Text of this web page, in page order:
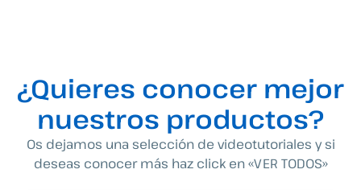
¿Quieres conocer mejor
nuestros productos?
Os dejamos una selección de videotutoriales y si
deseas conocer más haz click en «VER TODOS»